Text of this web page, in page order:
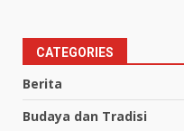
CATEGORIES
Berita
Budaya dan Tradisi